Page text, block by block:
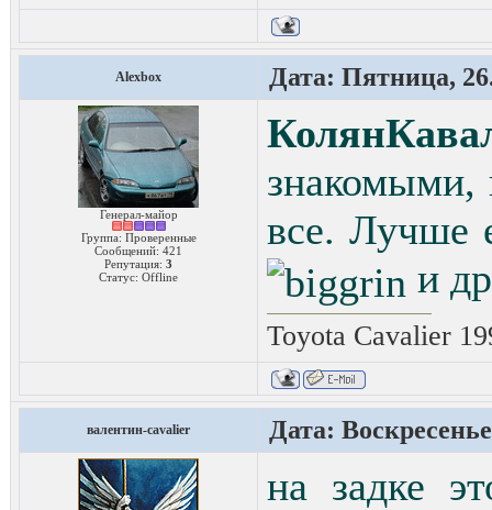
Alexbox Дата: Пятница,
Генерал-майор
Группа: Проверенные
Сообщений: 421
Репутация: 3
Статус: Offline
знакомыми,
все. Лучше
и
Toyota Cavalier
валентин-cavalier Дата:
на задке